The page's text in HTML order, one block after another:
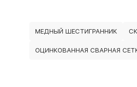
МЕДНЫЙ ШЕСТИГРАННИК
ОЦИНКОВАННАЯ СВАРНАЯ